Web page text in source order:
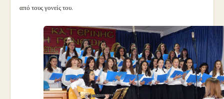
από τους γονείς του.